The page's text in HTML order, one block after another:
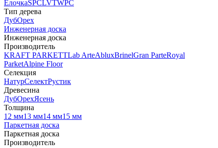
ЕлочкаSPCLVTWPC
Тип дерева
ДубОрех
Инженерная доска
Инженерная доска
Производитель
KRAFT PARKETTLab ArteAbluxBrinelGran ParteRoyal
ParketAlpine Floor
Селекция
НатурСелектРустик
Древесина
ДубОрехЯсень
Толщина
12 мм13 мм14 мм15 мм
Паркетная доска
Паркетная доска
Производитель